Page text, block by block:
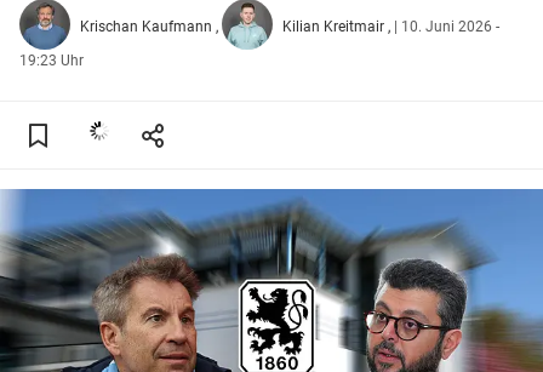
Krischan Kaufmann Kilian Kreitmair | 10. Juni 2026 -
19:23 Uhr